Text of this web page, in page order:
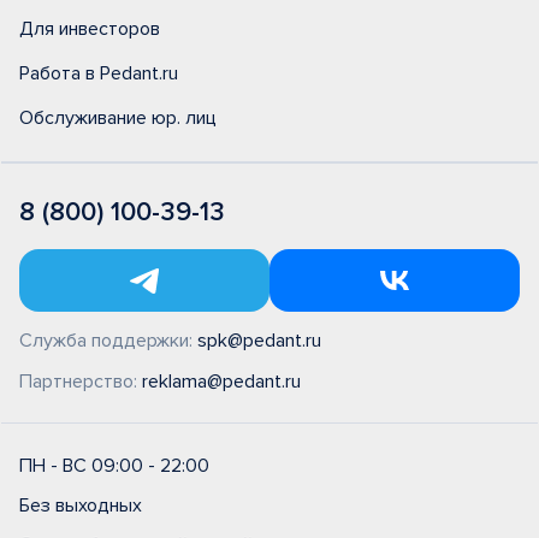
Для инвесторов
Работа в Pedant.ru
Обслуживание юр. лиц
8 (800) 100-39-13
Служба поддержки: spk@pedant.ru
Партнерство: reklama@pedant.ru
ПН - ВС 09:00 - 22:00
Без выходных